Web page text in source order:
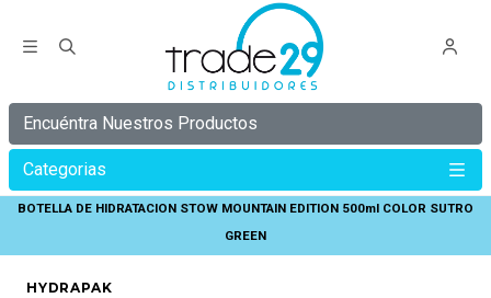
Encuéntra Nuestros Productos
Categorias
BOTELLA DE HIDRATACION STOW MOUNTAIN EDITION 500ml COLOR SUTRO
GREEN
HYDRAPAK